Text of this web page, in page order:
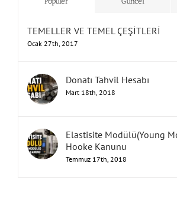
TEMELLER VE TEMEL ÇEŞİTLERİ
Ocak 27th, 2017
Donatı Tahvil Hesabı
Mart 18th, 2018
Elastisite Modülü(Young
Hooke Kanunu
Temmuz 17th, 2018